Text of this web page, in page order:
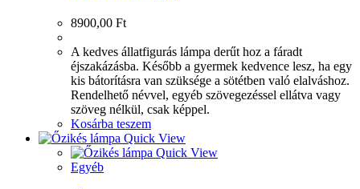
8900,00 Ft
A kedves állatfigurás lámpa derűt hoz a fáradt
éjszakázásba. Később a gyermek kedvence lesz, ha egy
kis bátorításra van szüksége a sötétben való elalváshoz.
Rendelhető névvel, egyéb szövegezéssel ellátva vagy
szöveg nélkül, csak képpel.
Kosárba teszem
Quick View
Quick View
Egyéb